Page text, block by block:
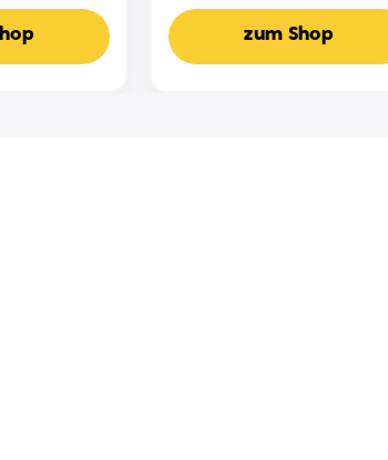
Version
zum Shop